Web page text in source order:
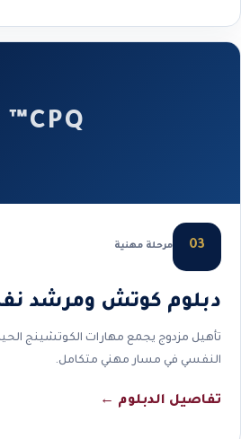
CPQ™
03 مرحلة مهنية
دبلوم كوتش ومرشد
تأهيل مزدوج يجمع مهارات الكوتشينج
النفسي في مسار مهني متكامل.
تفاصيل الدبلوم ←